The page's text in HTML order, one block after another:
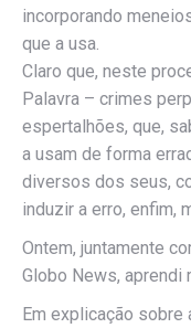
incorporando
que a usa.
Claro que, neste
Palavra – crimes
espertalhões, que,
a usam de forma
diversos dos seus,
induzir a erro, enfim,
Ontem, juntamente
Globo News, aprendi
Em explicação